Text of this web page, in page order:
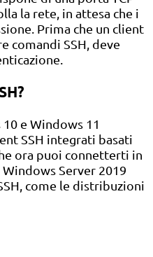
la rete, in attesa che i
Prima che un client
comandi SSH, deve
e Windows 11
SSH integrati basati
ora puoi connetterti in
Server 2019
come le distribuzioni